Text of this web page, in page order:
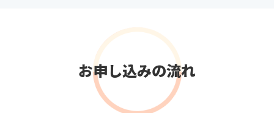
お申し込みの流れ